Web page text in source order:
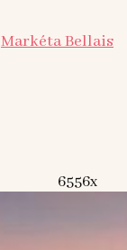
Markéta Bellais
6556x